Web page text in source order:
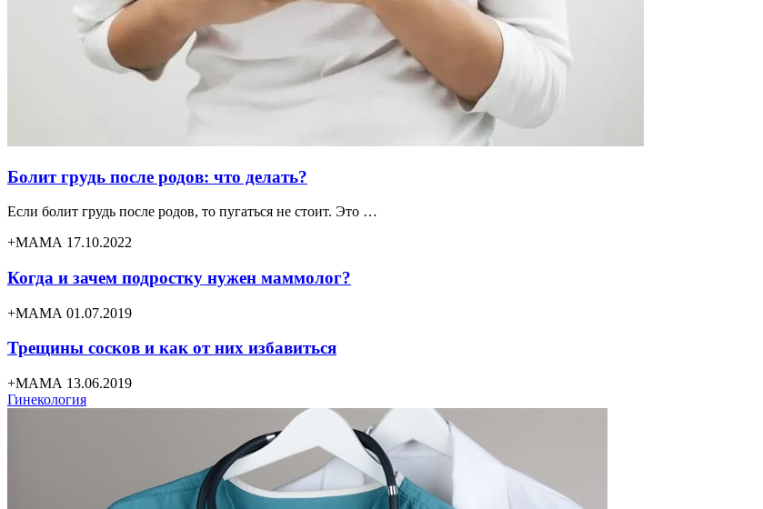
Болит грудь после родов: что делать?
Если болит грудь после родов, то пугаться не стоит. Это …
+МАМА 17.10.2022
Когда и зачем подростку нужен маммолог?
+МАМА 01.07.2019
Трещины сосков и как от них избавиться
+МАМА 13.06.2019
Гинекология